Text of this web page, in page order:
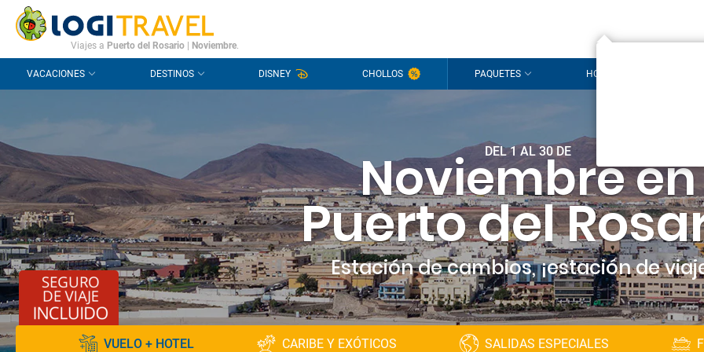
CONTACTO PREGUNTAS FRECUENTES
Viajes a Puerto del Rosario Noviembre.
VACACIONES DESTINOS DISNEY CHOLLOS PAQUETES HOTELES
DEL 1 AL 30 DE
Noviembre en
Puerto del
Estación de cambios, ¡estación de
VUELO + HOTEL CARIBE Y EXÓTICOS SALIDAS ESPECIALES